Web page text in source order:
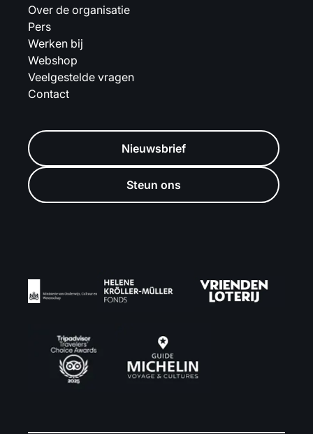
Over de organisatie
Pers
Werken bij
Webshop
Veelgestelde vragen
Contact
Nieuwsbrief
Steun ons